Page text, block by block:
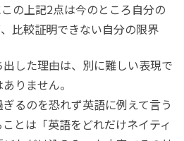
の上記2点は今のところ自分の
比較証明できない自分の限界
した理由は、別に難しい表現で
りません。
るのを恐れず英語に例えて言う
とは「英語をどれだけネイティ